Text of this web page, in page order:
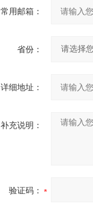
常用邮箱：
省份：
详细地址：
补充说明：
验证码：